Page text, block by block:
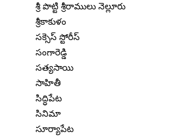
శ్రీ పొట్టి శ్రీరాములు నెల్లూరు
శ్రీకాకుళం
సక్సెస్ స్టోరీస్
సంగారెడ్డి
సత్యసాయి
సాహితీ
సిద్ధిపేట
సినిమా
సూర్యాపేట